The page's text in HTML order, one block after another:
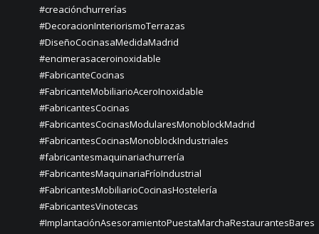
#creaciónchurrerías
#DecoracionInteriorismoTerrazas
#DiseñoCocinasaMedidaMadrid
#encimerasaceroinoxidable
#FabricanteCocinas
#FabricanteMobiliarioAceroInoxidable
#FabricantesCocinas
#FabricantesCocinasModularesMonoblockMadrid
#FabricantesCocinasMonoblockIndustriales
#fabricantesmaquinariachurrería
#FabricantesMaquinariaFríoIndustrial
#FabricantesMobiliarioCocinasHostelería
#FabricantesVinotecas
#ImplantaciónAsesoramientoPuestaMarchaRestaurantesBares